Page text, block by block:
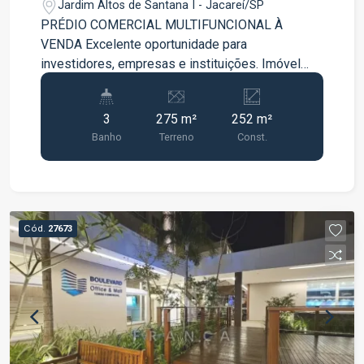
Jardim Altos de Santana I - Jacareí/SP
PRÉDIO COMERCIAL MULTIFUNCIONAL À
VENDA Excelente oportunidade para
investidores, empresas e instituições. Imóvel
comercial de excelente padrão, atualmente
utilizado como templo religioso, com estrutura
versátil e pronto para receber diversos tipos de
atividades. Sua configuração permite utilização
imediata ou adaptação para igrejas, escolas,
profissionalizantes, instituições de ensino,
centros de eventos e diversas outras finalidades
comerciais. Pavimento Térreo Salão principal
amplo, com pé-direito alto e excelente iluminação
natural; Acesso por rampa para pessoas com
mobilidade reduzida; Banheiro acessível (PNE);
Saída de emergência lateral; Sala administrativa;
Hall de entrada. Pavimento Inferior Cozinha
3
Banho
275 m²
Terreno
252 m²
Const.
Cód. 27673